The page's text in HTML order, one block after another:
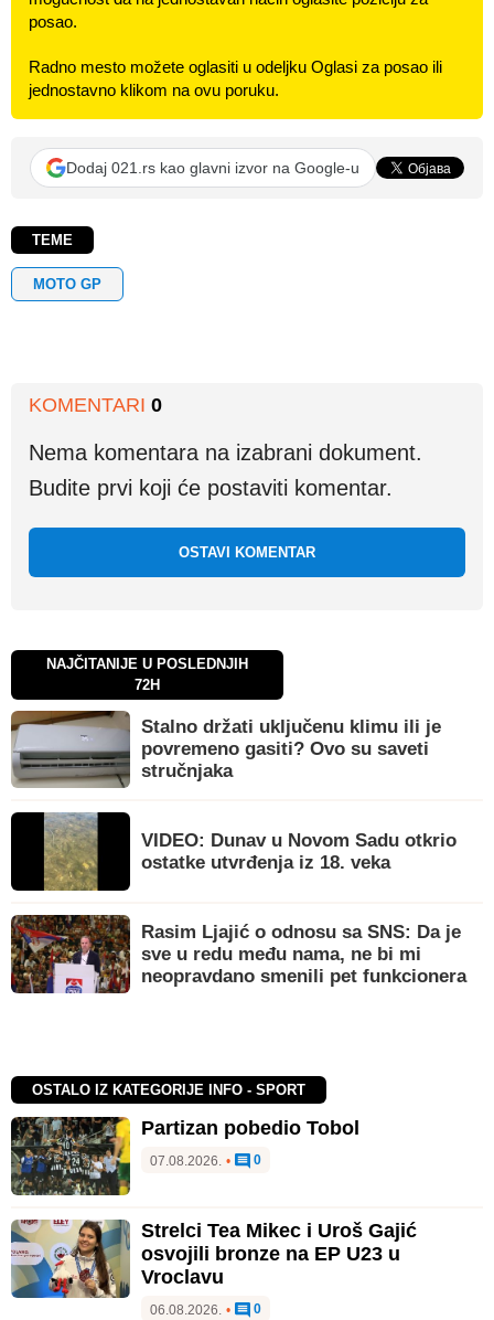
posao.
Radno mesto možete oglasiti u odeljku Oglasi za posao ili
jednostavno klikom na ovu poruku.
Dodaj 021.rs kao glavni izvor na Google-u
TEME
MOTO GP
KOMENTARI 0
Nema komentara na izabrani dokument.
Budite prvi koji će postaviti komentar.
OSTAVI KOMENTAR
NAJČITANIJE U POSLEDNJIH
72H
Stalno držati uključenu klimu ili je
povremeno gasiti? Ovo su saveti
stručnjaka
VIDEO: Dunav u Novom Sadu otkrio
ostatke utvrđenja iz 18. veka
Rasim Ljajić o odnosu sa SNS: Da je
sve u redu među nama, ne bi mi
neopravdano smenili pet funkcionera
OSTALO IZ KATEGORIJE INFO - SPORT
Partizan pobedio Tobol
07.08.2026. • 0
Strelci Tea Mikec i Uroš Gajić
osvojili bronze na EP U23 u
Vroclavu
06.08.2026. • 0